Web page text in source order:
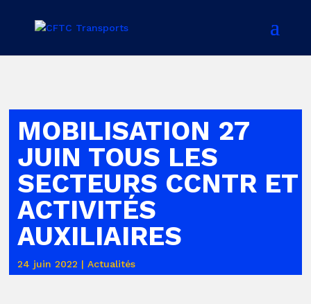
MOBILISATION 27
JUIN TOUS LES
SECTEURS CCNTR ET
ACTIVITÉS
AUXILIAIRES
24 juin 2022 |Actualités